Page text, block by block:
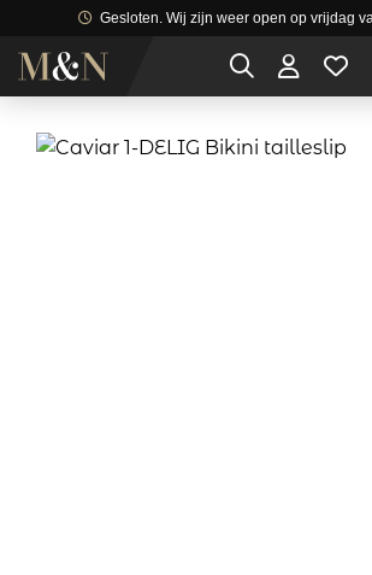
Gesloten. Wij zijn weer open op vrijdag